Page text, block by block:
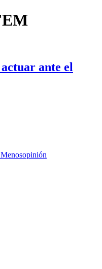
ante el
opinión